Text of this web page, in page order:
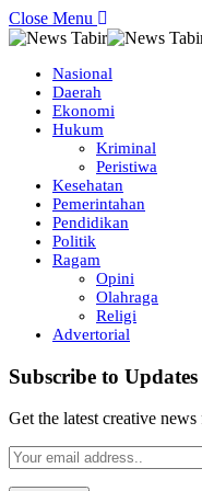
Close Menu
Nasional
Daerah
Ekonomi
Hukum
Kriminal
Peristiwa
Kesehatan
Pemerintahan
Pendidikan
Politik
Ragam
Opini
Olahraga
Religi
Advertorial
Subscribe to Updates
Get the latest creative